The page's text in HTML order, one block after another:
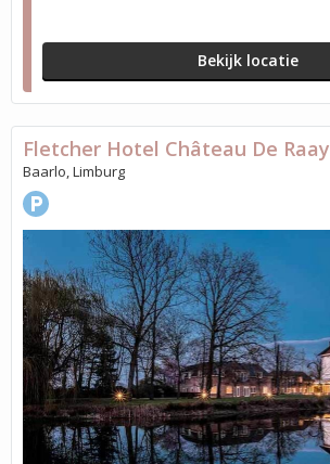
Bekijk locatie
Fletcher Hotel Château De Raay
Baarlo, Limburg